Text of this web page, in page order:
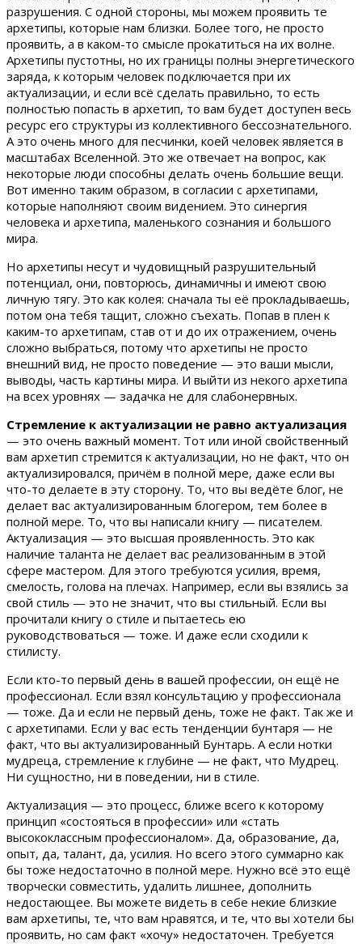
разрушения. С одной стороны, мы можем проявить те
архетипы, которые нам близки. Более того, не просто
проявить, а в каком-то смысле прокатиться на их волне.
Архетипы пустотны, но их границы полны энергетического
заряда, к которым человек подключается при их
актуализации, и если всё сделать правильно, то есть
полностью попасть в архетип, то вам будет доступен весь
ресурс его структуры из коллективного бессознательного.
А это очень много для песчинки, коей человек является в
масштабах Вселенной. Это же отвечает на вопрос, как
некоторые люди способны делать очень большие вещи.
Вот именно таким образом, в согласии с архетипами,
которые наполняют своим видением. Это синергия
человека и архетипа, маленького сознания и большого
мира.
Но архетипы несут и чудовищный разрушительный
потенциал, они, повторюсь, динамичны и имеют свою
личную тягу. Это как колея: сначала ты её прокладываешь,
потом она тебя тащит, сложно съехать. Попав в плен к
каким-то архетипам, став от и до их отражением, очень
сложно выбраться, потому что архетипы не просто
внешний вид, не просто поведение — это ваши мысли,
выводы, часть картины мира. И выйти из некого архетипа
на всех уровнях — задачка не для слабонервных.
Стремление к актуализации не равно актуализация
— это очень важный момент. Тот или иной свойственный
вам архетип стремится к актуализации, но не факт, что он
актуализировался, причём в полной мере, даже если вы
что-то делаете в эту сторону. То, что вы ведёте блог, не
делает вас актуализированным блогером, тем более в
полной мере. То, что вы написали книгу — писателем.
Актуализация — это высшая проявленность. Это как
наличие таланта не делает вас реализованным в этой
сфере мастером. Для этого требуются усилия, время,
смелость, голова на плечах. Например, если вы взялись за
свой стиль — это не значит, что вы стильный. Если вы
прочитали книгу о стиле и пытаетесь ею
руководствоваться — тоже. И даже если сходили к
стилисту.
Если кто-то первый день в вашей профессии, он ещё не
профессионал. Если взял консультацию у профессионала
— тоже. Да и если не первый день, тоже не факт. Так же и
с архетипами. Если у вас есть тенденции бунтаря — не
факт, что вы актуализированный Бунтарь. А если нотки
мудреца, стремление к глубине — не факт, что Мудрец.
Ни сущностно, ни в поведении, ни в стиле.
Актуализация — это процесс, ближе всего к которому
принцип «состояться в профессии» или «стать
высококлассным профессионалом». Да, образование, да,
опыт, да, талант, да, усилия. Но всего этого суммарно как
бы тоже недостаточно в полной мере. Нужно всё это ещё
творчески совместить, удалить лишнее, дополнить
недостающее. Вы можете видеть в себе некие близкие
вам архетипы, те, что вам нравятся, и те, что вы хотели бы
проявить, но сам факт «хочу» недостаточен. Требуется